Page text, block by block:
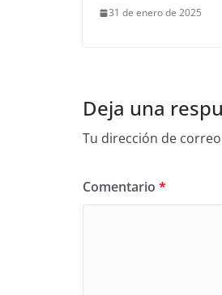
31 de enero de 2025
Deja una
Tu dirección de
Comentario *